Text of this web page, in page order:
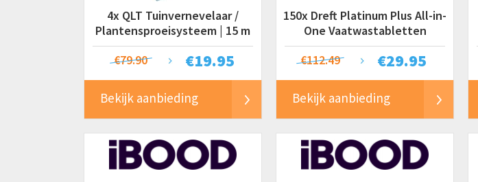
4x QLT Tuinvernevelaar /
Plantensproeisysteem | 15 m
€19.95
€79.90
Bekijk aanbieding
150x Dreft Platinum Plus All-in-
One Vaatwastabletten
€29.95
€112.49
Bekijk aanbieding